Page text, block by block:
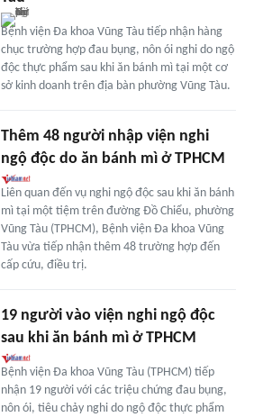
Bệnh viện Đa khoa Vũng Tàu tiếp nhận hàng
chục trường hợp đau bụng, nôn ói nghi do ngộ
độc thực phẩm sau khi ăn bánh mì tại một cơ
sở kinh doanh trên địa bàn phường Vũng Tàu.
Thêm 48 người nhập viện nghi
ngộ độc do ăn bánh mì ở TPHCM
Liên quan đến vụ nghi ngộ độc sau khi ăn bánh
mì tại một tiệm trên đường Đồ Chiểu, phường
Vũng Tàu (TPHCM), Bệnh viện Đa khoa Vũng
Tàu vừa tiếp nhận thêm 48 trường hợp đến
cấp cứu, điều trị.
19 người vào viện nghi ngộ độc
sau khi ăn bánh mì ở TPHCM
Bệnh viện Đa khoa Vũng Tàu (TPHCM) tiếp
nhận 19 người với các triệu chứng đau bụng,
nôn ói, tiêu chảy nghi do ngộ độc thực phẩm